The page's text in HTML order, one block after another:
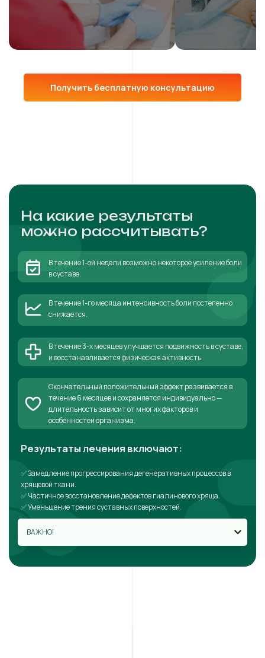
Получить бесплатную консультацию
На какие результаты
можно рассчитывать?
В течение 1-ой недели возможно некоторое усиление боли
в суставе.
В течение 1-го месяца интенсивность боли постепенно
снижается.
В течение 3-х месяцев улучшается подвижность в суставе,
и восстанавливается физическая активность.
Окончательный положительный эффект развивается в
течение 6 месяцев и сохраняется индивидуально —
длительность зависит от многих факторов и
особенностей организма.
Результаты лечения включают:
✅ Замедление прогрессирования дегенеративных процессов в
хрящевой ткани.
✅ Частичное восстановление дефектов гиалинового хряща.
✅ Уменьшение трения суставных поверхностей.
ВАЖНО!